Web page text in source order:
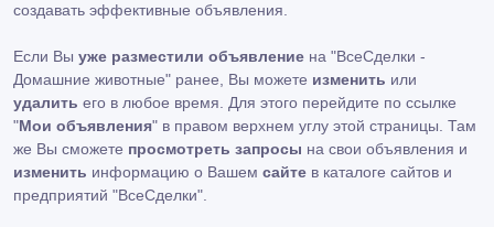
создавать эффективные объявления.
Если Вы уже разместили объявление на "ВсеСделки -
Домашние животные" ранее, Вы можете изменить или
удалить его в любое время. Для этого перейдите по ссылке
"Мои объявления" в правом верхнем углу этой страницы. Там
же Вы сможете просмотреть запросы на свои объявления и
изменить информацию о Вашем сайте в каталоге сайтов и
предприятий "ВсеСделки".